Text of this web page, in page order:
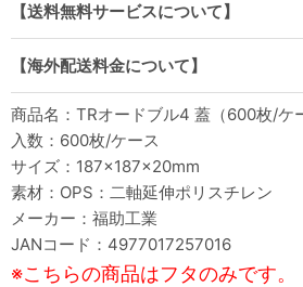
【送料無料サービスについて】
【海外配送料金について】
商品名：TRオードブル4 蓋（600枚/
入数：600枚/ケース
サイズ：187×187×20mm
素材：OPS：二軸延伸ポリスチレン
メーカー：福助工業
JANコード：4977017257016
※こちらの商品はフタのみです。